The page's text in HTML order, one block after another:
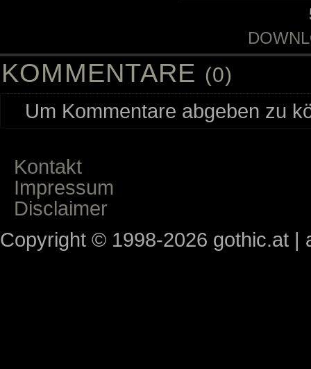
KOMMENTARE (0)
Um Kommentare abgeben zu
Kontakt
Impressum
Disclaimer
Copyright © 1998-2026 gothic.at |